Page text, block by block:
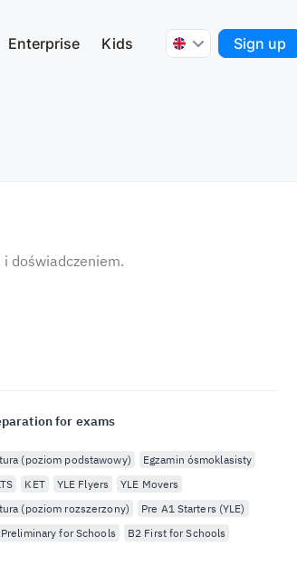
Enterprise Kids Sign up
doświadczeniem.
for exams
(poziom podstawowy)
Egzamin ósmoklasisty
KET YLE Flyers
YLE Movers
(poziom rozszerzony)
Pre A1 Starters (YLE)
for Schools
B2 First for Schools